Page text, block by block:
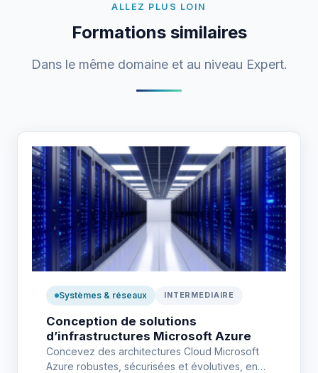
ALLEZ PLUS LOIN
Formations similaires
Dans le même domaine et au niveau Expert.
Systèmes & réseaux INTERMEDIAIRE
Conception de solutions
d’infrastructures Microsoft Azure
Concevez des architectures Cloud Microsoft
Azure robustes, sécurisées et évolutives, en